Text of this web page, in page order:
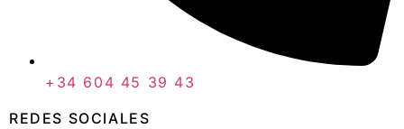
+34 604 45 39 43
REDES SOCIALES